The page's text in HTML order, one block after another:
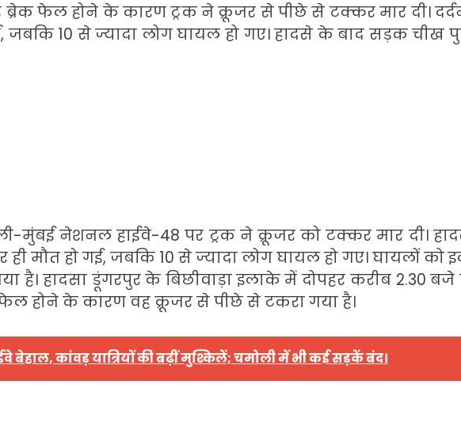
फेल होने के कारण ट्रक ने क्रूजर से पीछे से टक्कर मार दी।
जबकि 10 से ज्यादा लोग घायल हो गए। हादसे के बाद सड़क चीख
मुंबई नेशनल हाईवे-48 पर ट्रक ने क्रूजर को टक्कर मार दी।
मौत हो गई, जबकि 10 से ज्यादा लोग घायल हो गए। घायलों को
है। हादसा डूंगरपुर के बिछीवाड़ा इलाके में दोपहर करीब 2.30 बजे
होने के कारण वह क्रूजर से पीछे से टकरा गया है।
बेहाल, कांवड़ यात्रियों की बढ़ीं मुश्किलें; चमोली में भी कई सड़कें बंद।